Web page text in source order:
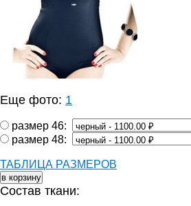
Еще фото: 1
размер 46:
размер 48:
ТАБЛИЦА РАЗМЕРОВ
Состав ткани: